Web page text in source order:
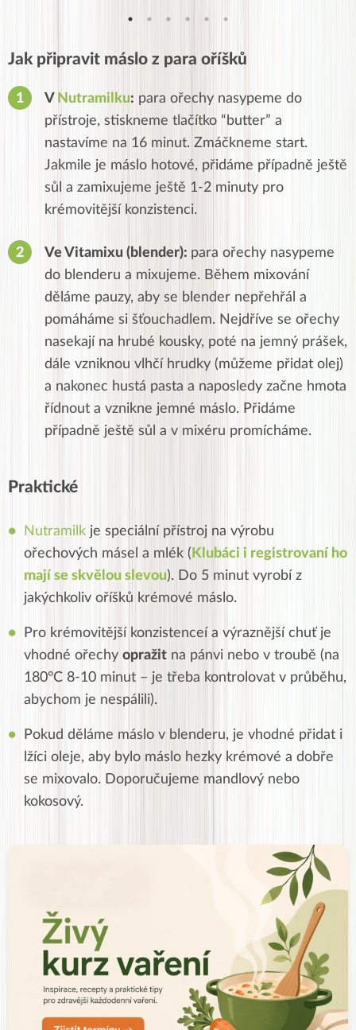
Jak připravit máslo z para oříšků
V Nutramilku: para ořechy nasypeme do
přístroje, stiskneme tlačítko “butter” a
nastavíme na 16 minut. Zmáčkneme start.
Jakmile je máslo hotové, přidáme případně ještě
sůl a zamixujeme ještě 1-2 minuty pro
krémovitější konzistenci.
Ve Vitamixu (blender): para ořechy nasypeme
do blenderu a mixujeme. Během mixování
děláme pauzy, aby se blender nepřehřál a
pomáháme si šťouchadlem. Nejdříve se ořechy
nasekají na hrubé kousky, poté na jemný prášek,
dále vzniknou vlhčí hrudky (můžeme přidat olej)
a nakonec hustá pasta a naposledy začne hmota
řídnout a vznikne jemné máslo. Přidáme
případně ještě sůl a v mixéru promícháme.
Praktické
Nutramilk je speciální přístroj na výrobu
ořechových másel a mlék ( Klubáci i registrovaní ho
mají se skvělou slevou). Do 5 minut vyrobí z
jakýchkoliv oříšků krémové máslo.
Pro krémovitější konzistenceí a výraznější chuť je
vhodné ořechy opražit na pánvi nebo v troubě (na
180°C 8-10 minut – je třeba kontrolovat v průběhu,
abychom je nespálili).
Pokud děláme máslo v blenderu, je vhodné přidat i
lžíci oleje, aby bylo máslo hezky krémové a dobře
se mixovalo. Doporučujeme mandlový nebo
kokosový.